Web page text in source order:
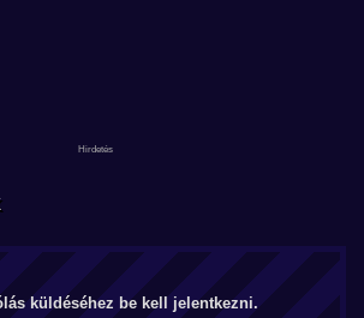
küldéséhez be kell jelentkezni.